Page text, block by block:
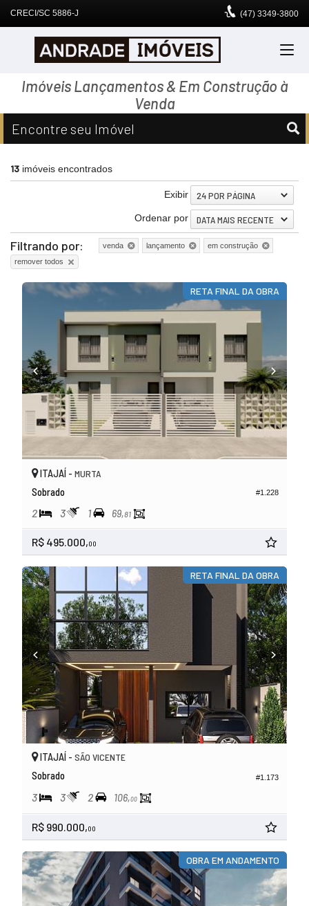
CRECI/SC 5886-J (47) 3349-3800
Imóveis Lançamentos & Em Construção à
Venda
Encontre seu Imóvel
13 imóveis encontrados
Exibir 24 POR PÁGINA
Ordenar por DATA MAIS RECENTE
Filtrando por: venda lançamento
em construção
remover todos
RETA FINAL DA OBRA
#1.228
ITAJAÍ - MURTA
Sobrado
2 3 1 69,81
R$ 495.000,00
RETA FINAL DA OBRA
#1.173
ITAJAÍ - SÃO VICENTE
Sobrado
3 3 2 106,00
R$ 990.000,00
OBRA EM ANDAMENTO